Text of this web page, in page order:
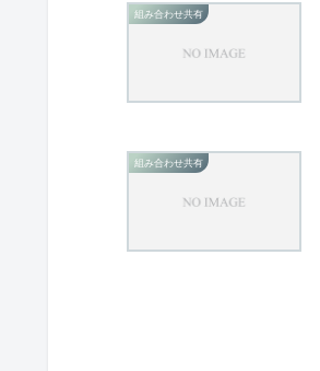
組み合わせ共有
組み合わせ共有